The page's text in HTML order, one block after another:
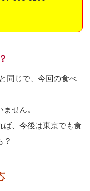
同じで、今回の食べ
せん。
ば、今後は東京でも食
？